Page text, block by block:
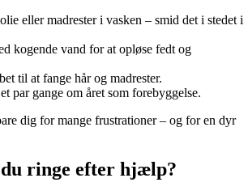
eller madrester i vasken – smid det i stedet i
kogende vand for at opløse fedt og
til at fange hår og madrester.
par gange om året som forebyggelse.
dig for mange frustrationer – og for en dyr
ringe efter hjælp?